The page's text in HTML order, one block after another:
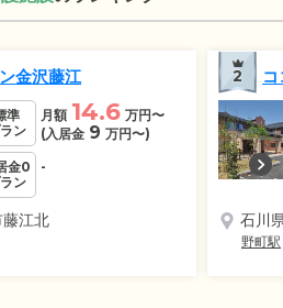
金沢藤江
準
ン
月額 14.6 万円〜
(入居金 9 万円〜)
金0
ン
-
江北
2
石川
野町駅